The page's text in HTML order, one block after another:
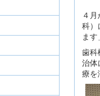
４
科）
ま
歯科
治体
療を